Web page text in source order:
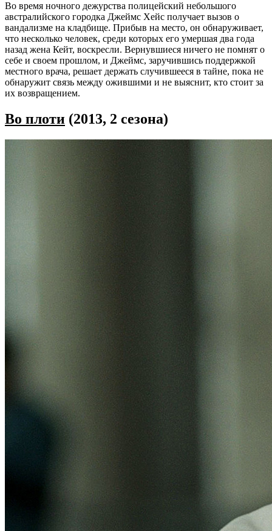
Во время ночного дежурства полицейский небольшого
австралийского городка Джеймс Хейс получает вызов о
вандализме на кладбище. Прибыв на место, он обнаруживает,
что несколько человек, среди которых его умершая два года
назад жена Кейт, воскресли. Вернувшиеся ничего не помнят о
себе и своем прошлом, и Джеймс, заручившись поддержкой
местного врача, решает держать случившееся в тайне, пока не
обнаружит связь между ожившими и не выяснит, кто стоит за
их возвращением.
Во плоти (2013, 2 сезона)